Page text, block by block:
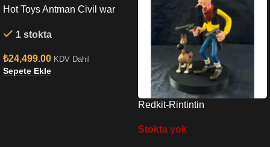
Hot Toys Antman Civil war
1 stokta
₺24,499.00 KDV Dahil
Sepete Ekle
Redkit-Rintintin
Stokta yok